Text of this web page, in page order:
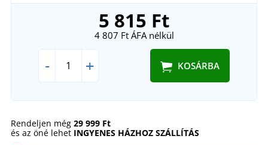
5 815 Ft
4 807 FtÁFA nélkül
- + KOSÁRBA
Rendeljen még 29 999 Ft
és az öné lehet INGYENES HÁZHOZ SZÁLLÍTÁS